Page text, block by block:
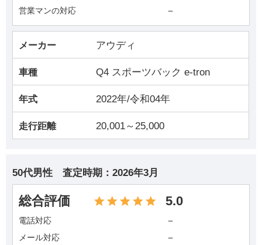
営業マンの対応 －
メーカー アウディ
車種 Q4 スポーツバック e-tron
年式 2022年/令和04年
走行距離 20,001～25,000
50代男性 査定時期： 2026年3月
総合評価 5.0
電話対応 －
メール対応 －